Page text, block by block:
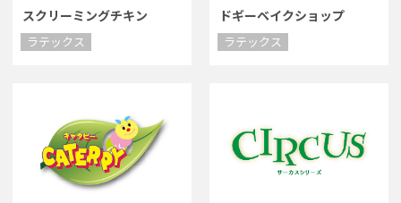
スクリーミングチキン
ラテックス
ドギーベイクショップ
ラテックス